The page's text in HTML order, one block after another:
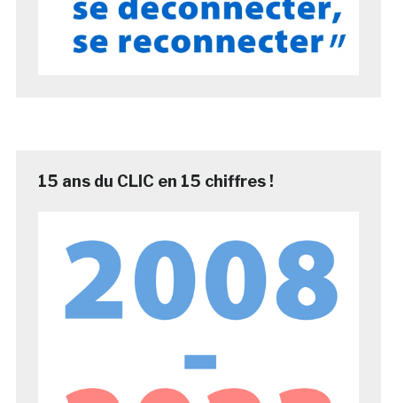
15 ans du CLIC en 15 chiffres !